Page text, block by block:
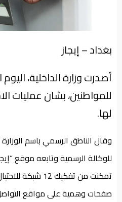
بغداد – إيجاز
أصدرت وزارة الداخلية، اليوم
للمواطنين، بشان عمليات
لها.
وقال الناطق الرسمي باسم
للوكالة الرسمية وتابعه موقع
تمكنت من تفكيك
صفحات وهمية على مواقع